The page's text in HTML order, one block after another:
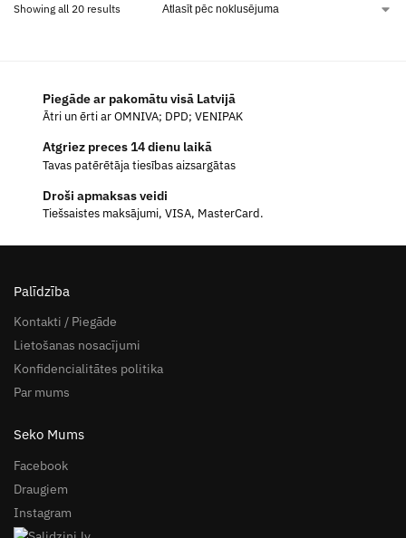
Showing all 20 results
Piegāde ar pakomātu visā Latvijā
Ātri un ērti ar OMNIVA; DPD; VENIPAK
Atgriez preces 14 dienu laikā
Tavas patērētāja tiesības aizsargātas
Droši apmaksas veidi
Tiešsaistes maksājumi, VISA, MasterCard.
Palīdzība
Kontakti / Piegāde
Lietošanas nosacījumi
Konfidencialitātes politika
Par mums
Seko Mums
Facebook
Draugiem
Instagram